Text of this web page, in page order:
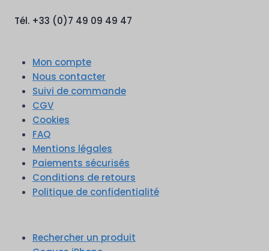
Tél. +33 (0)7 49 09 49 47
Mon compte
Nous contacter
Suivi de commande
CGV
Cookies
FAQ
Mentions légales
Paiements sécurisés
Conditions de retours
Politique de confidentialité
Rechercher un produit